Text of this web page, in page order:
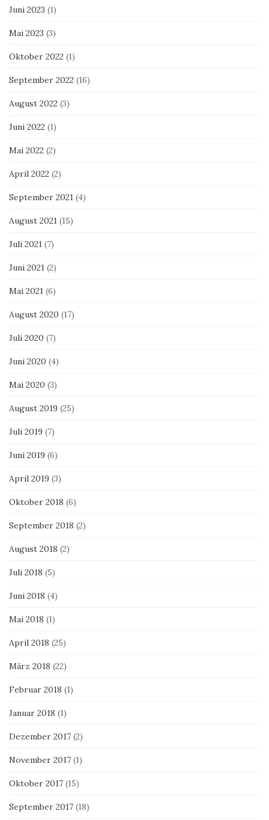
Juni 2023 (1)
Mai 2023 (3)
Oktober 2022 (1)
September 2022 (16)
August 2022 (3)
Juni 2022 (1)
Mai 2022 (2)
April 2022 (2)
September 2021 (4)
August 2021 (15)
Juli 2021 (7)
Juni 2021 (2)
Mai 2021 (6)
August 2020 (17)
Juli 2020 (7)
Juni 2020 (4)
Mai 2020 (3)
August 2019 (25)
Juli 2019 (7)
Juni 2019 (6)
April 2019 (3)
Oktober 2018 (6)
September 2018 (2)
August 2018 (2)
Juli 2018 (5)
Juni 2018 (4)
Mai 2018 (1)
April 2018 (25)
März 2018 (22)
Februar 2018 (1)
Januar 2018 (1)
Dezember 2017 (2)
November 2017 (1)
Oktober 2017 (15)
September 2017 (18)